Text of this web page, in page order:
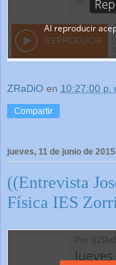
ZRaDiO en 10:27:00 p.
Compartir
jueves, 11 de junio de 2015
((Entrevista
Física IES